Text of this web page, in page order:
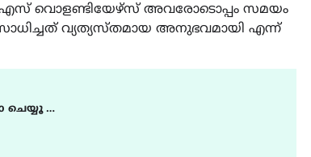
വൊളണ്ടിയേഴ്സ് അവരോടൊപ്പം സമയം
സാധിച്ചത് വ്യത്യസ്തമായ അനുഭവമായി എന്ന്
…